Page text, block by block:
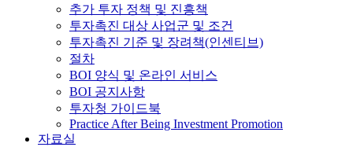
추가 투자 정책 및 진흥책
투자촉진 대상 사업군 및 조건
투자촉진 기준 및 장려책(인센티브)
절차
BOI 양식 및 온라인 서비스
BOI 공지사항
투자청 가이드북
Practice After Being Investment Promotion
자료실